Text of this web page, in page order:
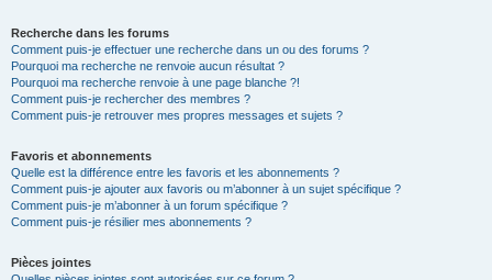
Recherche dans les forums
Comment puis-je effectuer une recherche dans un ou des forums ?
Pourquoi ma recherche ne renvoie aucun résultat ?
Pourquoi ma recherche renvoie à une page blanche ?!
Comment puis-je rechercher des membres ?
Comment puis-je retrouver mes propres messages et sujets ?
Favoris et abonnements
Quelle est la différence entre les favoris et les abonnements ?
Comment puis-je ajouter aux favoris ou m’abonner à un sujet spécifique ?
Comment puis-je m’abonner à un forum spécifique ?
Comment puis-je résilier mes abonnements ?
Pièces jointes